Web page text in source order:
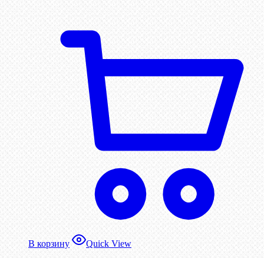
В корзину Quick View